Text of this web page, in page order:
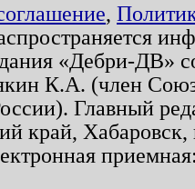
,
«Дебри-ДВ»
К.А. (член
Главный
край,